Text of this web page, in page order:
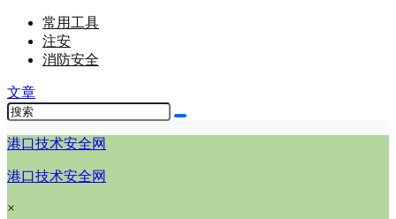
常用工具
注安
消防安全
文章
港口技术安全网
港口技术安全网
×